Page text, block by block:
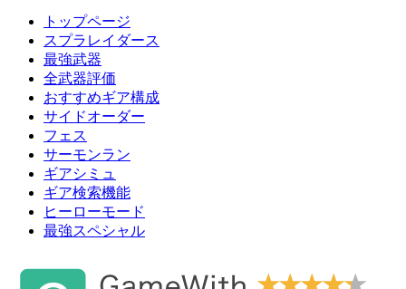
トップページ
スプラレイダース
最強武器
全武器評価
おすすめギア構成
サイドオーダー
フェス
サーモンラン
ギアシミュ
ギア検索機能
ヒーローモード
最強スペシャル